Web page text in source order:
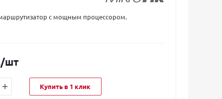
с мощным процессором.
/шт
Купить в 1 клик